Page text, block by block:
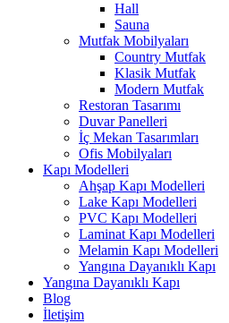
Hall
Sauna
Mutfak Mobilyaları
Country Mutfak
Klasik Mutfak
Modern Mutfak
Restoran Tasarımı
Duvar Panelleri
İç Mekan Tasarımları
Ofis Mobilyaları
Kapı Modelleri
Ahşap Kapı Modelleri
Lake Kapı Modelleri
PVC Kapı Modelleri
Laminat Kapı Modelleri
Melamin Kapı Modelleri
Yangına Dayanıklı Kapı
Yangına Dayanıklı Kapı
Blog
İletişim